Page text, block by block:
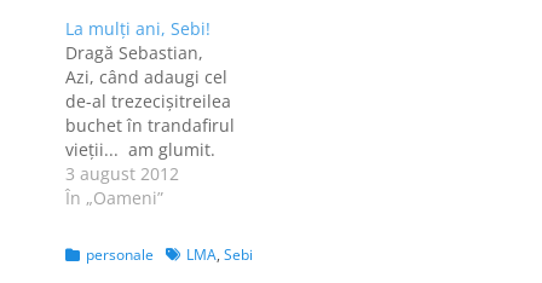
La mulţi ani, Sebi!
Dragă Sebastian,
Azi, când adaugi cel
de-al trezecişitreilea
buchet în trandafirul
vieţii... am glumit.
La mulţi ani fericiţi!
Te iubesc! P.S.: Anul
asta sper să fie gata
şi statuia. :*
3 august 2012
În „Oameni”
Categories
personale TagsLMA, Sebi